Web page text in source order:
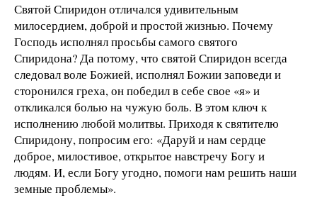
Святой Спиридон отличался удивительным
милосердием, доброй и простой жизнью. Почему
Господь исполнял просьбы самого святого
Спиридона? Да потому, что святой Спиридон всегда
следовал воле Божией, исполнял Божии заповеди и
сторонился греха, он победил в себе свое «я» и
откликался болью на чужую боль. В этом ключ к
исполнению любой молитвы. Приходя к святителю
Спиридону, попросим его: «Даруй и нам сердце
доброе, милостивое, открытое навстречу Богу и
людям. И, если Богу угодно, помоги нам решить наши
земные проблемы».